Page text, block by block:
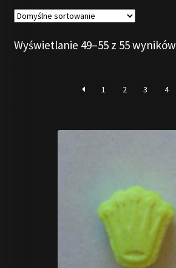
BLOG 3MMC SKLEP
Wyświetlanie 49–55 z 55 wyników
1 2 3 4